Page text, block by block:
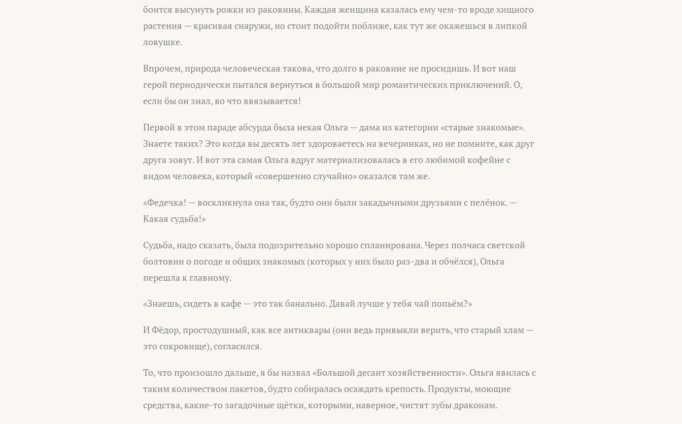
боится высунуть рожки из раковины. Каждая женщина казалась ему чем-то вроде хищного
растения — красивая снаружи, но стоит подойти поближе, как тут же окажешься в липкой
ловушке.
Впрочем, природа человеческая такова, что долго в раковине не просидишь. И вот наш
герой периодически пытался вернуться в большой мир романтических приключений. О,
если бы он знал, во что ввязывается!
Первой в этом параде абсурда была некая Ольга — дама из категории «старые знакомые».
Знаете таких? Это когда вы десять лет здороваетесь на вечеринках, но не помните, как друг
друга зовут. И вот эта самая Ольга вдруг материализовалась в его любимой кофейне с
видом человека, который «совершенно случайно» оказался там же.
«Федечка! — воскликнула она так, будто они были закадычными друзьями с пелёнок. —
Какая судьба!»
Судьба, надо сказать, была подозрительно хорошо спланирована. Через полчаса светской
болтовни о погоде и общих знакомых (которых у них было раз-два и обчёлся), Ольга
перешла к главному.
«Знаешь, сидеть в кафе — это так банально. Давай лучше у тебя чай попьём?»
И Фёдор, простодушный, как все антиквары (они ведь привыкли верить, что старый хлам —
это сокровище), согласился.
То, что произошло дальше, я бы назвал «Большой десант хозяйственности». Ольга явилась с
таким количеством пакетов, будто собиралась осаждать крепость. Продукты, моющие
средства, какие-то загадочные щётки, которыми, наверное, чистят зубы драконам.